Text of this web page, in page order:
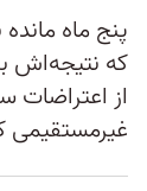
پنج ماه
که نتیجه‌اش
از اعتراضات